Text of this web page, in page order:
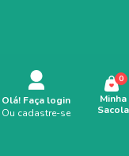
Olá! Faça login
Ou cadastre-se
Minha
Sacola
0